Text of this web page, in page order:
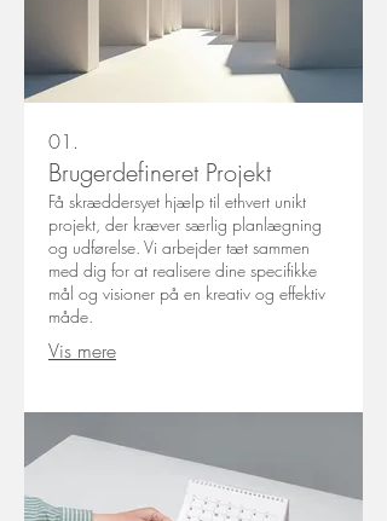
01.
Brugerdefineret Projekt
Få skræddersyet hjælp til ethvert unikt
projekt, der kræver særlig planlægning
og udførelse. Vi arbejder tæt sammen
med dig for at realisere dine specifikke
mål og visioner på en kreativ og effektiv
måde.
Vis mere